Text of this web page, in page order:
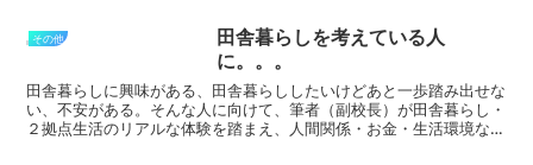
その他
田舎暮らしを考えている人
に。。。
田舎暮らしに興味がある、田舎暮らししたいけどあと一歩踏み出せな
い、不安がある。そんな人に向けて、筆者（副校長）が田舎暮らし・
２拠点生活のリアルな体験を踏まえ、人間関係・お金・生活環境など